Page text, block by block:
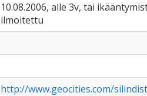
10.08.2006, alle 3v, tai
ilmoitettu
http://www.geocities.com/